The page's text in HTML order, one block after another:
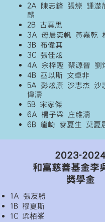
2A
陳志鋒 張爍 鍾濋
麟
2B 古雲思
3A
母晨奕帆 黃嘉乾
3B 布偉其
3C 張佳炫
4A
余梓鏗 蔡源晉 劉
4B 巫以斯 文卓非
5A
彭炫康 沙志杰 沙
偉濤
5B 宋家傑
6A 楊子梁
庄維濤
6B 龍崎
麥夏生 莫夏
2023-
和富慈善基金李
獎學金
1A 張友勝
1B 穆夏斯
1C 梁栢峯